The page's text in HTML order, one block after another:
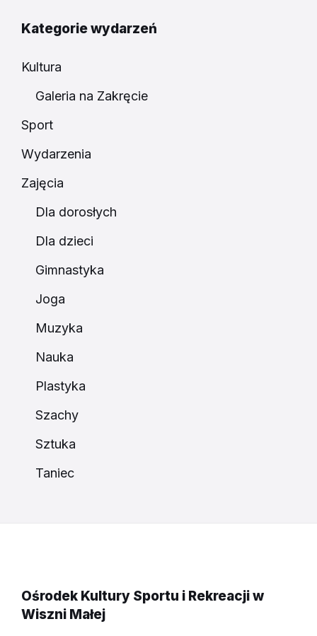
Kategorie wydarzeń
Kultura
Galeria na Zakręcie
Sport
Wydarzenia
Zajęcia
Dla dorosłych
Dla dzieci
Gimnastyka
Joga
Muzyka
Nauka
Plastyka
Szachy
Sztuka
Taniec
Ośrodek Kultury Sportu i Rekreacji w
Wiszni Małej